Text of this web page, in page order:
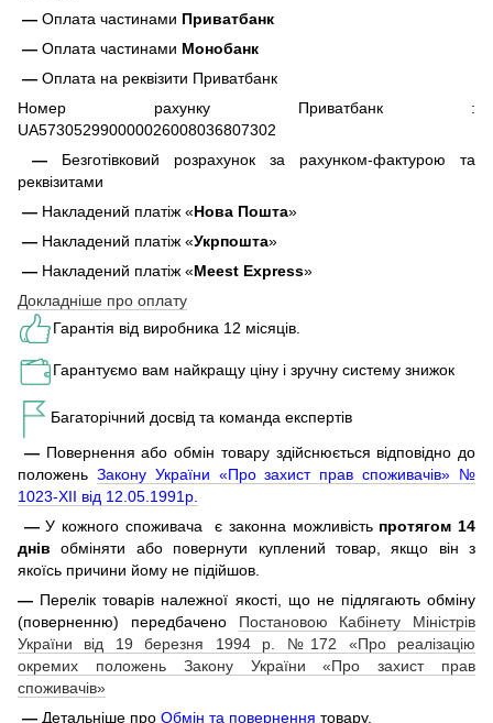
— Оплата частинами Приватбанк
— Оплата частинами Монобанк
— Оплата на реквізити Приватбанк
Номер рахунку Приватбанк :
UA573052990000026008036807302
— Безготівковий розрахунок за рахунком-фактурою та
реквізитами
— Накладений платіж «Нова Пошта»
— Накладений платіж «Укрпошта»
— Накладений платіж «Meest Express»
Докладніше про оплату
Гарантія від виробника 12 місяців.
Гарантуємо вам найкращу ціну і зручну систему знижок
Багаторічний досвід та команда експертів
— Повернення або обмін товару здійснюється відповідно до
положень Закону України «Про захист прав споживачів» №
1023-XII від 12.05.1991р.
—У кожного споживача є законна можливість протягом 14
днів обміняти або повернути куплений товар, якщо він з
якоїсь причини йому не підійшов.
— Перелік товарів належної якості, що не підлягають обміну
(поверненню) передбачено Постановою Кабінету Міністрів
України від 19 березня 1994 р. №172 «Про реалізацію
окремих положень Закону України «Про захист прав
споживачів»
— Детальніше про Обмін та повернення товару.